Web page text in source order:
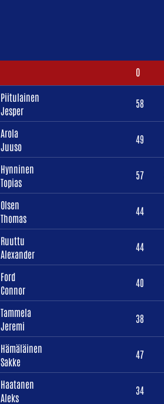
O
Piitulainen
Jesper
58
Arola
Juuso
49
Hynninen
Topias
57
Olsen
Thomas
44
Ruuttu
Alexander
44
Ford
Connor
40
Tammela
Jeremi
38
Hämäläinen
Sakke
47
Haatanen
Aleks
34